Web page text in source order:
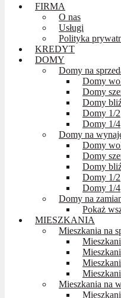
FIRMA
O nas
Usługi
Polityka
KREDYT
DOMY
Domy na
Domy
Domy
Domy
Domy 1/2
Domy 1/4
Domy na
Domy
Domy
Domy
Domy 1/2
Domy 1/4
Domy na
Pokaż
MIESZKANIA
Mieszkania na
Mieszkania na